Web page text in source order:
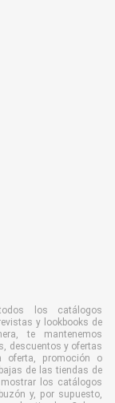
todos los catálogos
y lookbooks de
te mantenemos
descuentos y ofertas
oferta, promoción o
de las tiendas de
los catálogos
y, por supuesto,